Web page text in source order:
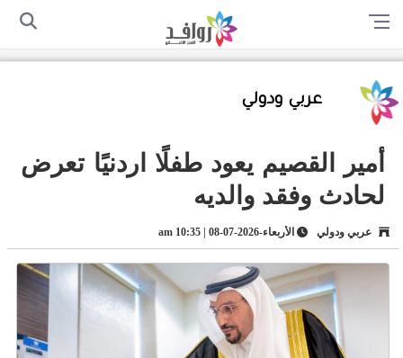
الرئيسية سياسة الخصوصية
عربي ودولي
أمير القصيم يعود طفلًا اردنيًا تعرض
لحادث وفقد والديه
عربي ودولي الأربعاء-2026-07-08 | 10:35 am